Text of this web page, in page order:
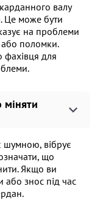
валу
Це може бути
на проблеми
або поломки.
фахівця для
міняти
шумною, вібрує
що
Якщо ви
знос під час